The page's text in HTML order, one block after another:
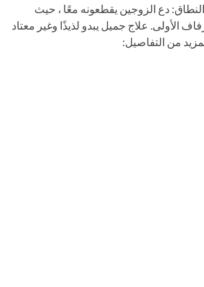
دع الزوجين يقطعونه معًا ، حيث
الأولى. علاج جميل يبدو لذيذًا وغير معتاد
من التفاصيل: